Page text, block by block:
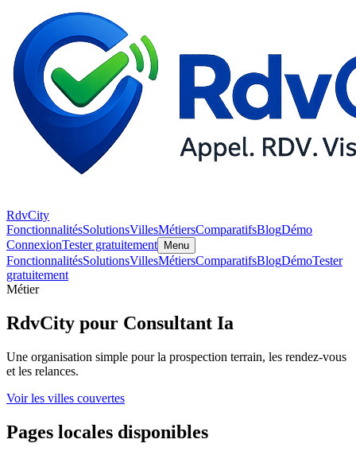
RdvCity
FonctionnalitésSolutionsVillesMétiersComparatifsBlogDémo
ConnexionTester gratuitement Menu
FonctionnalitésSolutionsVillesMétiersComparatifsBlogDémoTester
gratuitement
Métier
RdvCity pour Consultant Ia
Une organisation simple pour la prospection terrain, les rendez-vous
et les relances.
Voir les villes couvertes
Pages locales disponibles